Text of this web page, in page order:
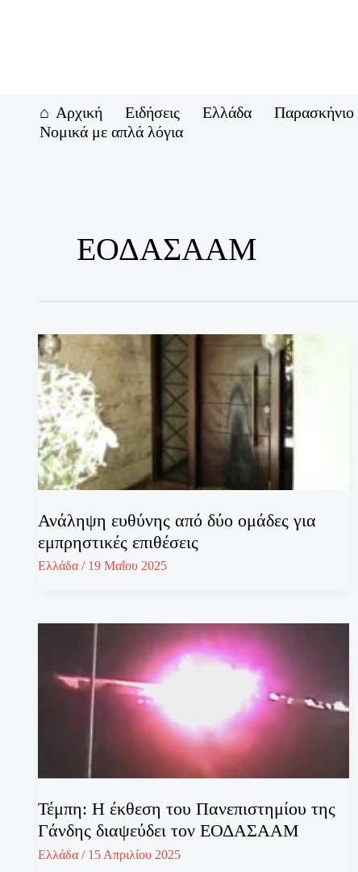
Αρχική Ειδήσεις Ελλάδα Παρασκήνιο
Νομικά με απλά λόγια
ΕΟΔΑΣΑΑΜ
Ανάληψη ευθύνης από δύο ομάδες για
εμπρηστικές επιθέσεις
Ελλάδα / 19 Μαΐου 2025
Τέμπη: Η έκθεση του Πανεπιστημίου της
Γάνδης διαψεύδει τον ΕΟΔΑΣΑΑΜ
Ελλάδα / 15 Απριλίου 2025